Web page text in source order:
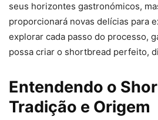
seus horizontes gastronómicos,
proporcionará novas delícias para
explorar cada passo do processo,
possa criar o shortbread perfeito,
Entendendo o
Tradição e Origem